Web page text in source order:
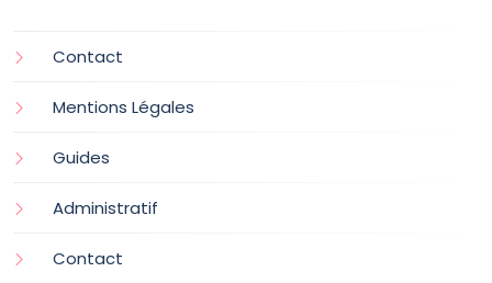
Contact
Mentions Légales
Guides
Administratif
Contact